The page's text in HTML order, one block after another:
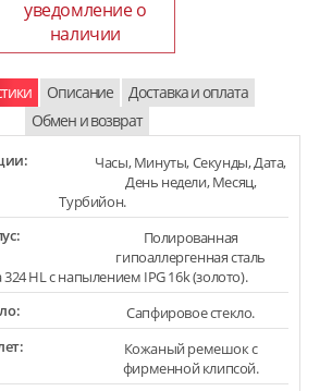
уведомление о
наличии
Описание
Доставка и оплата
Обмен и возврат
Часы, Минуты, Секунды, Дата,
День недели, Месяц,
Турбийон.
Полированная
гипоаллергенная сталь
324 HL с напылением IPG 16k (золото).
Сапфировое стекло.
Кожаный ремешок с
фирменной клипсой.